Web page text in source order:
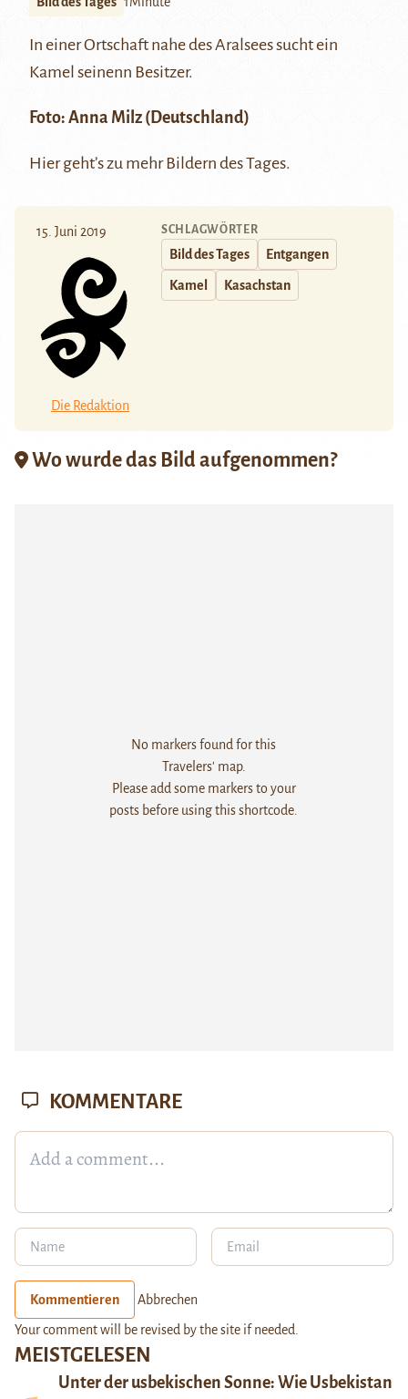
In einer Ortschaft nahe des Aralsees sucht ein
Kamel seinenn Besitzer.
Foto: Anna Milz (Deutschland)
Hiergeht’s zu mehr Bildern des Tages.
15. Juni 2019
Die Redaktion
SCHLAGWÖRTER
Bild des Tages Entgangen
Kamel Kasachstan
Wo wurde das Bild aufgenommen?
No markers found for this
Travelers' map.
Please add some markers to your
posts before using this shortcode.
MEISTGELESEN
Unter der usbekischen Sonne: Wie Usbekistan
KOMMENTARE
Kommentieren Abbrechen
Your comment will be revised by the site if needed.